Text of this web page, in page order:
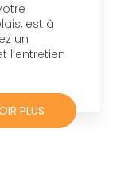
est à
un
l’entretien
PLUS